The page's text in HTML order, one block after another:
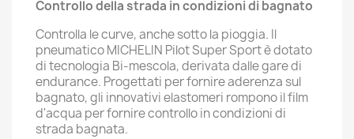
Controllo della strada in condizioni di bagnato
Controlla le curve, anche sotto la pioggia. Il
pneumatico MICHELIN Pilot Super Sport è dotato
di tecnologia Bi-mescola, derivata dalle gare di
endurance. Progettati per fornire aderenza sul
bagnato, gli innovativi elastomeri rompono il film
d'acqua per fornire controllo in condizioni di
strada bagnata.